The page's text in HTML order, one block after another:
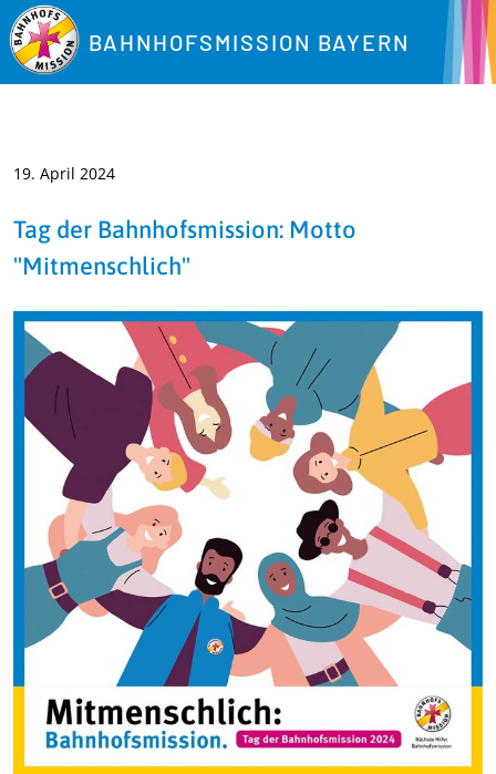
BAHNHOFSMISSION BAYERN
19. April 2024
Tag der Bahnhofsmission: Motto
"Mitmenschlich"